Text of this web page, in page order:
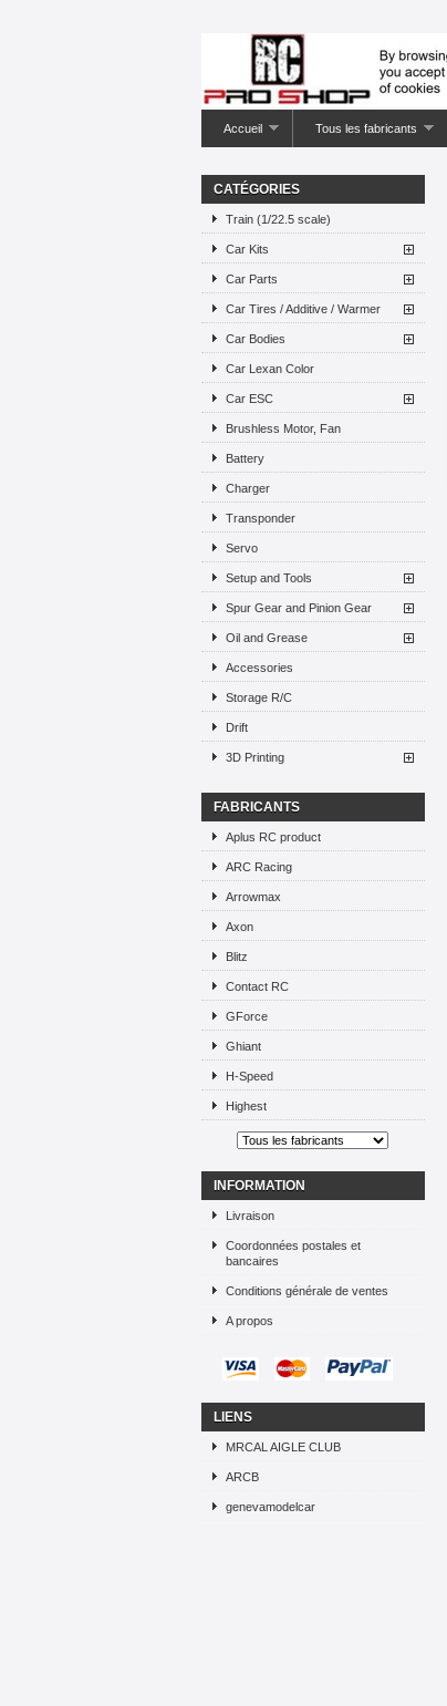
Accueil Tous les fabricants
CATÉGORIES
Train (1/22.5 scale)
Car Kits
Car Parts
Car Tires / Additive / Warmer
Car Bodies
Car Lexan Color
Car ESC
Brushless Motor, Fan
Battery
Charger
Transponder
Servo
Setup and Tools
Spur Gear and Pinion Gear
Oil and Grease
Accessories
Storage R/C
Drift
3D Printing
FABRICANTS
Aplus RC product
ARC Racing
Arrowmax
Axon
Blitz
Contact RC
GForce
Ghiant
H-Speed
Highest
INFORMATION
Livraison
Coordonnées postales et
bancaires
Conditions générale de ventes
A propos
LIENS
MRCAL AIGLE CLUB
ARCB
genevamodelcar